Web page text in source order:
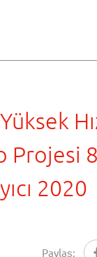
Projesi
2020
Paylaş: